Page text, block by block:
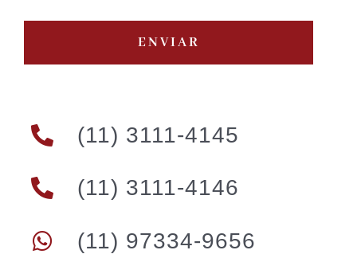
ENVIAR
(11) 3111-4145
(11) 3111-4146
(11) 97334-9656